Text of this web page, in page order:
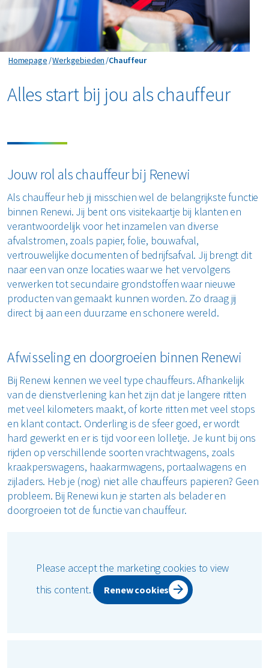
Homepage Werkgebieden Chauffeur
Chauffeur
Alles start bij jou als chauffeur
Jouw rol als chauffeur bij Renewi
Als chauffeur heb jij misschien wel de belangrijkste functie
binnen Renewi. Jij bent ons visitekaartje bij klanten en
verantwoordelijk voor het inzamelen van diverse
afvalstromen, zoals papier, folie, bouwafval,
vertrouwelijke documenten of bedrijfsafval. Jij brengt dit
naar een van onze locaties waar we het vervolgens
verwerken tot secundaire grondstoffen waar nieuwe
producten van gemaakt kunnen worden. Zo draag jij
direct bij aan een duurzame en schonere wereld.
Afwisseling en doorgroeien binnen Renewi
Bij Renewi kennen we veel type chauffeurs. Afhankelijk
van de dienstverlening kan het zijn dat je langere ritten
met veel kilometers maakt, of korte ritten met veel stops
en klant contact. Onderling is de sfeer goed, er wordt
hard gewerkt en er is tijd voor een lolletje. Je kunt bij ons
rijden op verschillende soorten vrachtwagens, zoals
kraakperswagens, haakarmwagens, portaalwagens en
zijladers. Heb je (nog) niet alle chauffeurs papieren? Geen
probleem. Bij Renewi kun je starten als belader en
doorgroeien tot de functie van chauffeur.
Please accept the marketing cookies to view
this content.
Renew cookies